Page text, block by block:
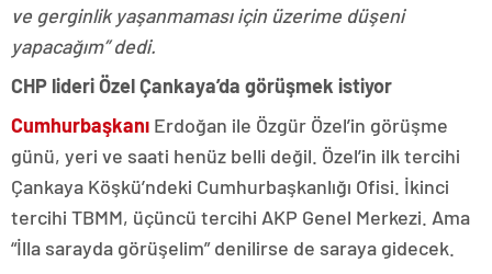
ve gerginlik yaşanmaması için üzerime düşeni
yapacağım” dedi.
CHP lideri Özel Çankaya’da görüşmek istiyor
Cumhurbaşkanı Erdoğan ile Özgür Özel’in görüşme
günü, yeri ve saati henüz belli değil. Özel’in ilk tercihi
Çankaya Köşkü’ndeki Cumhurbaşkanlığı Ofisi. İkinci
tercihi TBMM, üçüncü tercihi AKP Genel Merkezi. Ama
“İlla sarayda görüşelim” denilirse de saraya gidecek.